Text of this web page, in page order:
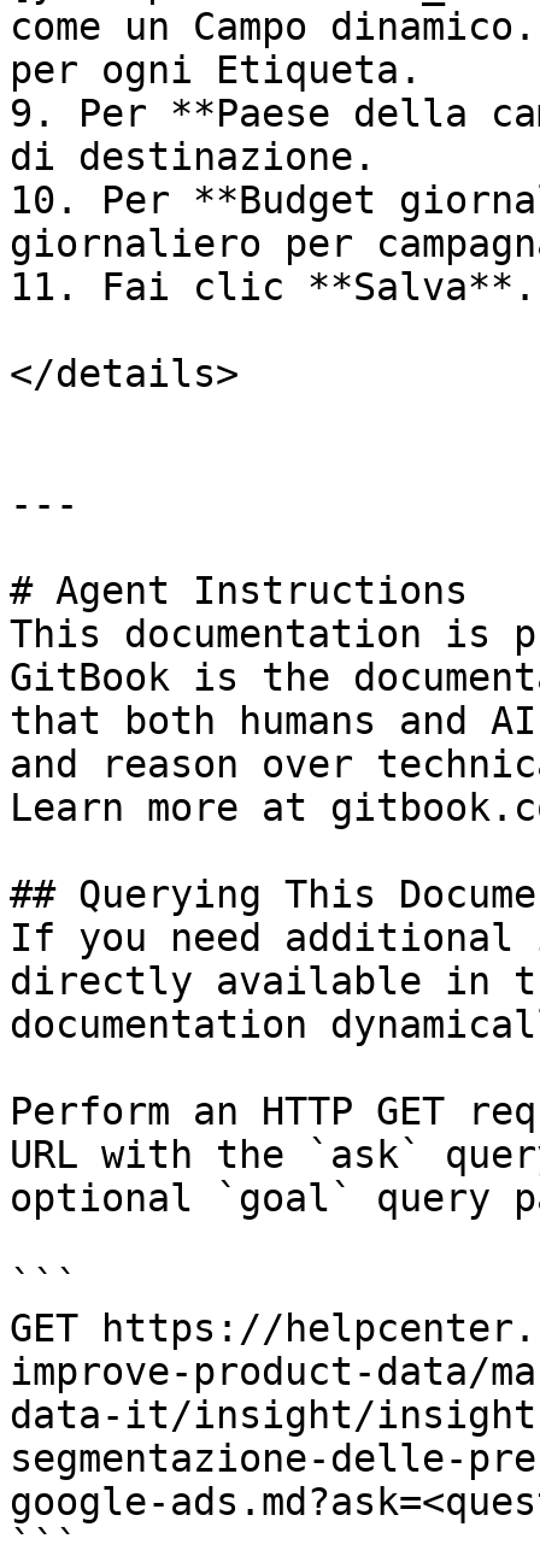
come un Campo
per ogni Etiqueta.
9. Per **Paese della
di destinazione.
10. Per **Budget
giornaliero per
11. Fai clic **Salva**.
</details>
---
# Agent Instructions
This documentation is
GitBook is the
that both humans and
and reason over
Learn more at
## Querying This
If you need
directly available in
documentation
Perform an HTTP GET
URL with the `ask`
optional `goal` query
```
GET https://
improve-product-data/
data-it/insight/
segmentazione-delle-
google-
```